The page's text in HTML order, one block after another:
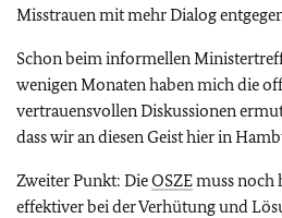
Misstrauen mit mehr Dialog
Schon beim informellen
wenigen Monaten haben mich die
vertrauensvollen Diskussionen
dass wir an diesen Geist hier in
Zweiter Punkt: DieOSZEmuss noch
effektiver bei der Verhütung und